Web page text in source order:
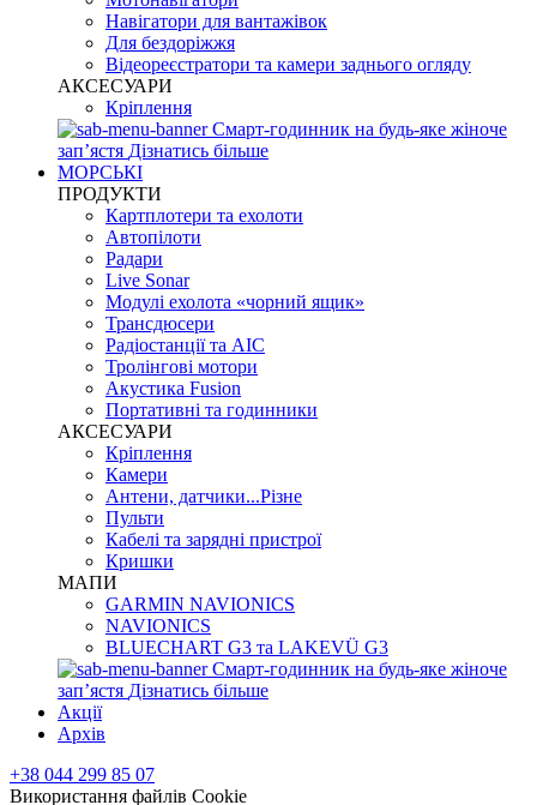
Навігатори для вантажівок
Для бездоріжжя
Відеореєстратори та камери заднього огляду
АКСЕСУАРИ
Кріплення
Смарт-годинник на будь-яке жіноче
запʼястя Дізнатись більше
МОРСЬКІ
ПРОДУКТИ
Картплотери та ехолоти
Автопілоти
Радари
Live Sonar
Модулі ехолота «чорний ящик»
Трансдюсери
Радіостанції та АІС
Тролінгові мотори
Акустика Fusion
Портативні та годинники
АКСЕСУАРИ
Кріплення
Камери
Антени, датчики...Різне
Пульти
Кабелі та зарядні пристрої
Кришки
МАПИ
GARMIN NAVIONICS
NAVIONICS
BLUECHART G3 та LAKEVÜ G3
Смарт-годинник на будь-яке жіноче
запʼястя Дізнатись більше
Акції
Архів
+38 044 299 85 07
Використання файлів Cookie